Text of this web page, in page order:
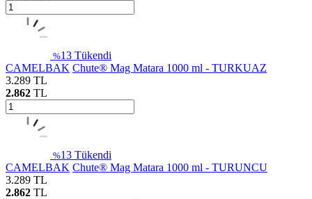
%13 Tükendi
CAMELBAK Chute® Mag Matara 1000 ml - TURKUAZ
3.289 TL
2.862 TL
%13 Tükendi
CAMELBAK Chute® Mag Matara 1000 ml - TURUNCU
3.289 TL
2.862 TL